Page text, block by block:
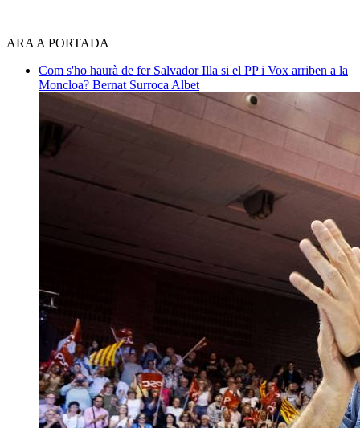
ARA A PORTADA
Com s'ho haurà de fer Salvador Illa si el PP i Vox arriben a la
Moncloa? Bernat Surroca Albet